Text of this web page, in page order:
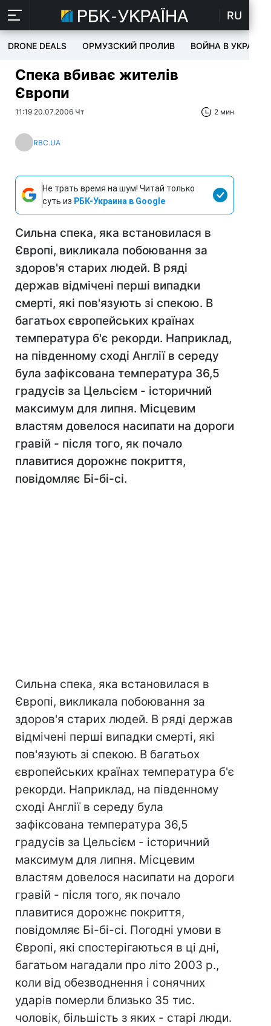
RU
DRONE DEALS ОРМУЗСКИЙ ПРОЛИВ ВОЙНА В УКРАИНЕ
Спека вбиває жителів
Європи
11:19 20.07.2006 Чт 2 мин
RBC.UA
Не трать время на шум! Читай только
суть из РБК-Украина в Google
Сильна спека, яка встановилася в
Європі, викликала побоювання за
здоров'я старих людей. В ряді
держав відмічені перші випадки
смерті, які пов'язують зі спекою. В
багатьох європейських країнах
температура б'є рекорди. Наприклад,
на південному сході Англії в середу
була зафіксована температура 36,5
градусів за Цельсієм - історичний
максимум для липня. Місцевим
властям довелося насипати на дороги
гравій - після того, як почало
плавитися дорожнє покриття,
повідомляє Бі-бі-сі.
Сильна спека, яка встановилася в
Європі, викликала побоювання за
здоров'я старих людей. В ряді держав
відмічені перші випадки смерті, які
пов'язують зі спекою. В багатьох
європейських країнах температура б'є
рекорди. Наприклад, на південному
сході Англії в середу була
зафіксована температура 36,5
градусів за Цельсієм - історичний
максимум для липня. Місцевим
властям довелося насипати на дороги
гравій - після того, як почало
плавитися дорожнє покриття,
повідомляє Бі-бі-сі. Погодні умови в
Європі, які спостерігаються в ці дні,
багатьом нагадали про літо 2003 р.,
коли від обезводнення і сонячних
ударів померли близько 35 тис.
чоловік, більшість з яких - старі люди.